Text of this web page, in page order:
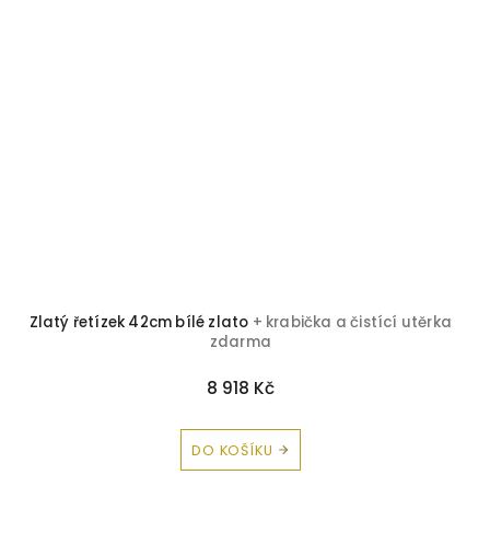
Zlatý řetízek 42cm bílé zlato + krabička a čistící utěrka
zdarma
8 918 Kč
DO KOŠÍKU